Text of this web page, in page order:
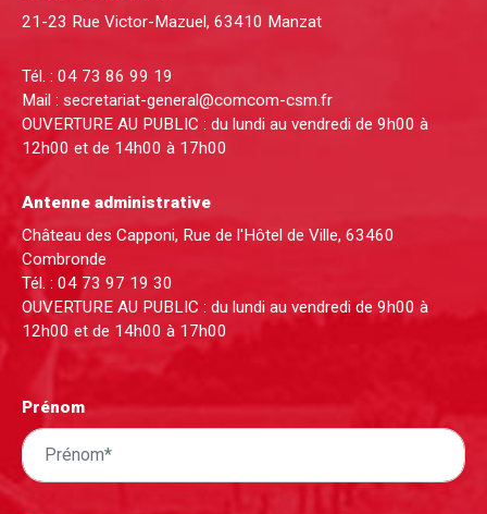
21-23 Rue Victor-Mazuel, 63410 Manzat
Tél. : 04 73 86 99 19
Mail : secretariat-general@comcom-csm.fr
OUVERTURE AU PUBLIC : du lundi au vendredi de 9h00 à
12h00 et de 14h00 à 17h00
Antenne administrative
Château des Capponi, Rue de l'Hôtel de Ville, 63460
Combronde
Tél. : 04 73 97 19 30
OUVERTURE AU PUBLIC : du lundi au vendredi de 9h00 à
12h00 et de 14h00 à 17h00
Prénom